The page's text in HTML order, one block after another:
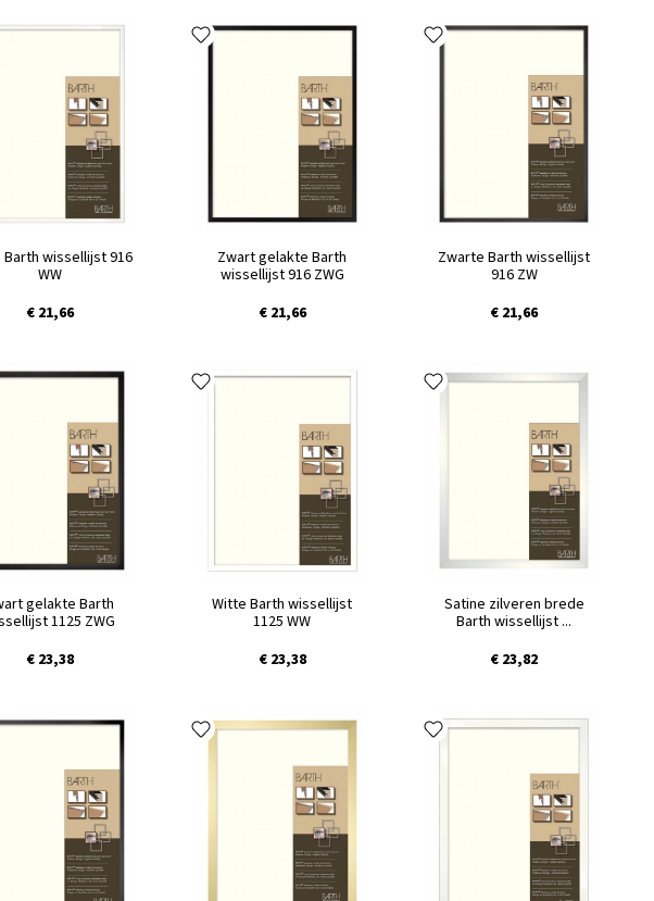
wissellijst 916
WW
€ 21,66
Zwart gelakte Barth
wissellijst 916 ZWG
€ 21,66
Zwarte Barth wissellijst
916 ZW
€ 21,66
gelakte Barth
1125 ZWG
€ 23,38
Witte Barth wissellijst
1125 WW
€ 23,38
Satine zilveren brede
Barth wissellijst ...
€ 23,82